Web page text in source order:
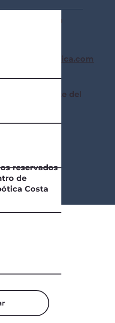
ext: 148 / 149
Noreste del
reservados
de
Costa